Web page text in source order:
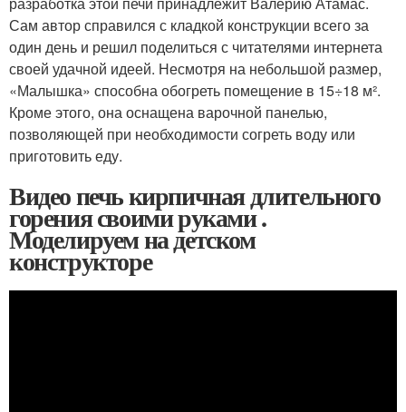
Сам автор справился с кладкой конструкции всего за
один день и решил поделиться с читателями интернета
своей удачной идеей. Несмотря на небольшой размер,
«Малышка» способна обогреть помещение в 15÷18 м².
Кроме этого, она оснащена варочной панелью,
позволяющей при необходимости согреть воду или
приготовить еду.
Видео печь кирпичная длительного
горения своими руками .
Моделируем на детском
конструкторе